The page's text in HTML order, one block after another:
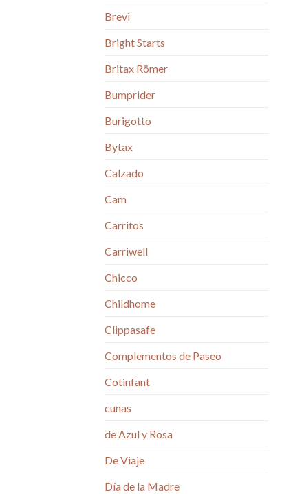
Brevi
Bright Starts
Britax Römer
Bumprider
Burigotto
Bytax
Calzado
Cam
Carritos
Carriwell
Chicco
Childhome
Clippasafe
Complementos de Paseo
Cotinfant
cunas
de Azul y Rosa
De Viaje
Día de la Madre